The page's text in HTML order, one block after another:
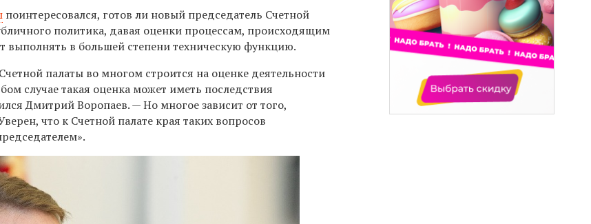
поинтересовался, готов ли новый председатель Счетной
политика, давая оценки процессам, происходящим
выполнять в большей степени техническую функцию.
палаты во многом строится на оценке деятельности
случае такая оценка может иметь последствия
Дмитрий Воропаев. — Но многое зависит от того,
что к Счетной палате края таких вопросов